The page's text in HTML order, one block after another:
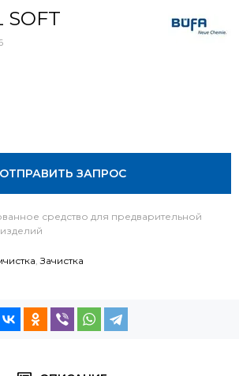
SOFT
ОТПРАВИТЬ ЗАПРОС
средство для предварительной
,Зачистка